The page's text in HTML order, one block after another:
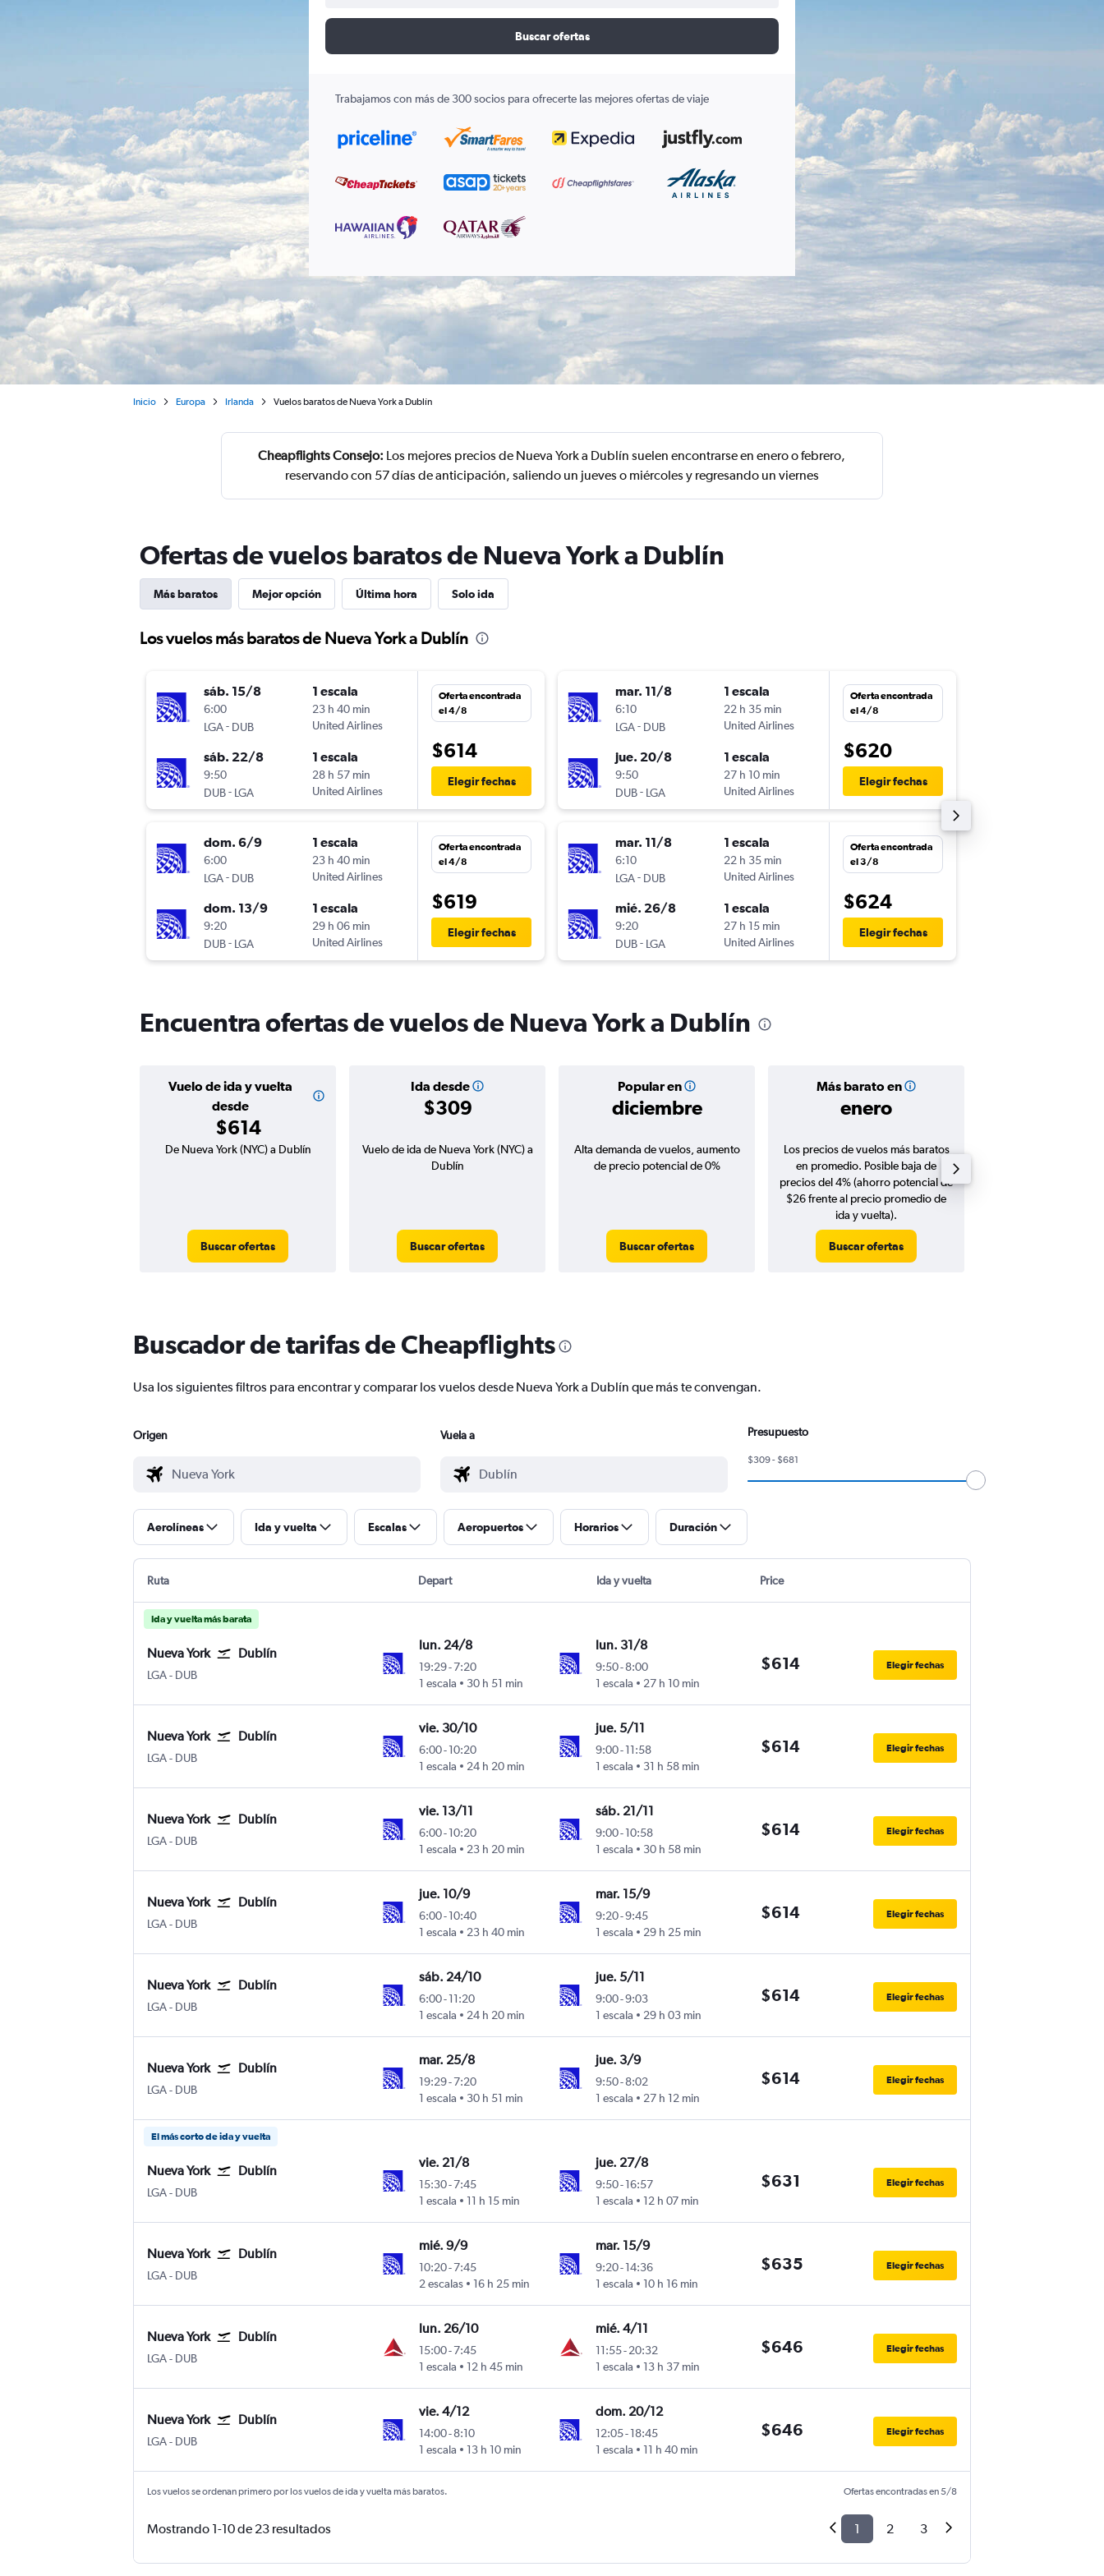
Buscar ofertas
Trabajamos con más de 300 socios para ofrecerte las mejores ofertas de viaje
Inicio Europa Irlanda Vuelos baratos de Nueva York a Dublín
Cheapflights Consejo: Los mejores precios de Nueva York a Dublín suelen encontrarse en enero o febrero,
reservando con 57 días de anticipación, saliendo un jueves o miércoles y regresando un viernes
Ofertas de vuelos baratos de Nueva York a Dublín
Más baratos Mejor opción Última hora Solo ida
Los vuelos más baratos de Nueva York a Dublín
sáb. 15/8
6:00
LGA- DUB
1 escala
23 h 40 min
United Airlines
sáb. 22/8
9:50
DUB- LGA
1 escala
28 h 57 min
United Airlines
Oferta encontrada
el 4/8
$614
Elegir fechas
dom. 6/9
6:00
LGA- DUB
1 escala
23 h 40 min
United Airlines
dom. 13/9
9:20
DUB- LGA
1 escala
29 h 06 min
United Airlines
Oferta encontrada
el 4/8
$619
Elegir fechas
mar. 11/8
6:10
LGA- DUB
1 escala
22 h 35 min
United Airlines
jue. 20/8
9:50
DUB- LGA
1 escala
27 h 10 min
United Airlines
Oferta encontrada
el 4/8
$620
Elegir fechas
mar. 11/8
6:10
LGA- DUB
1 escala
22 h 35 min
United Airlines
mié. 26/8
9:20
DUB- LGA
1 escala
27 h 15 min
United Airlines
Oferta encontrada
el 3/8
$624
Elegir fechas
Encuentra ofertas de vuelos de Nueva York a Dublín
Vuelo de ida y vuelta
desde
$614
Ida desde
$309
Popular en
diciembre
Más barato en
enero
De Nueva York (NYC) a Dublín
Buscar ofertas
Vuelo de ida de Nueva York (NYC) a
Dublín
Buscar ofertas
Alta demanda de vuelos, aumento
de precio potencial de 0%
Buscar ofertas
Los precios de vuelos más baratos
en promedio. Posible baja de
precios del 4% (ahorro potencial de
$26 frente al precio promedio de
ida y vuelta).
Buscar ofertas
Buscador de tarifas de Cheapflights
Usa los siguientes filtros para encontrar y comparar los vuelos desde Nueva York a Dublín que más te convengan.
Origen Vuela a Presupuesto
$309 - $681
Aerolíneas Ida y vuelta Escalas Aeropuertos Horarios Duración
Ruta Depart Ida y vuelta Price
Ida y vuelta más barata
Nueva York Dublín
LGANueva York LaGuardia
- DUB
lun. 24/8
19:29-7:20
1 escala
30 h 51 min
lun. 31/8
9:50-8:00
1 escala
27 h 10 min
$614 Elegir fechas
Nueva York Dublín
LGANueva York LaGuardia
- DUB
vie. 30/10
6:00-10:20
1 escala
24 h 20 min
jue. 5/11
9:00-11:58
1 escala
31 h 58 min
$614 Elegir fechas
Nueva York Dublín
LGANueva York LaGuardia
- DUB
vie. 13/11
6:00-10:20
1 escala
23 h 20 min
sáb. 21/11
9:00-10:58
1 escala
30 h 58 min
$614 Elegir fechas
Nueva York Dublín
LGANueva York LaGuardia
- DUB
jue. 10/9
6:00-10:40
1 escala
23 h 40 min
mar. 15/9
9:20-9:45
1 escala
29 h 25 min
$614 Elegir fechas
Nueva York Dublín
LGANueva York LaGuardia
- DUB
sáb. 24/10
6:00-11:20
1 escala
24 h 20 min
jue. 5/11
9:00-9:03
1 escala
29 h 03 min
$614 Elegir fechas
Nueva York Dublín
LGANueva York LaGuardia
- DUB
mar. 25/8
19:29-7:20
1 escala
30 h 51 min
jue. 3/9
9:50-8:02
1 escala
27 h 12 min
$614 Elegir fechas
El más corto de ida y vuelta
Nueva York Dublín
LGANueva York LaGuardia
- DUB
vie. 21/8
15:30-7:45
1 escala
11 h 15 min
jue. 27/8
9:50-16:57
1 escala
12 h 07 min
$631 Elegir fechas
Nueva York Dublín
LGANueva York LaGuardia
- DUB
mié. 9/9
10:20-7:45
2 escalas
16 h 25 min
mar. 15/9
9:20-14:36
1 escala
10 h 16 min
$635 Elegir fechas
Nueva York Dublín
LGANueva York LaGuardia
- DUB
lun. 26/10
15:00-7:45
1 escala
12 h 45 min
mié. 4/11
11:55-20:32
1 escala
13 h 37 min
$646 Elegir fechas
Nueva York Dublín
LGANueva York LaGuardia
- DUB
vie. 4/12
14:00-8:10
1 escala
13 h 10 min
dom. 20/12
12:05-18:45
1 escala
11 h 40 min
$646 Elegir fechas
Los vuelos se ordenan primero por los vuelos de ida y vuelta más baratos. Ofertas encontradas en 5/8
Mostrando 1-10 de 23 resultados 1 2 3